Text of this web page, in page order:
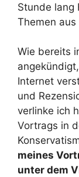
Stunde lang
Themen
Wie bereits
Internet
und
verlinke ich
Vortrags in
meines
unter dem